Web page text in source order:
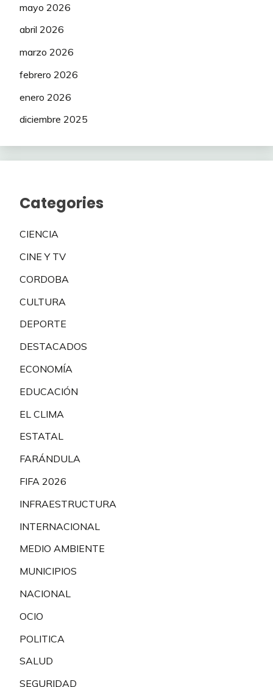
mayo 2026
abril 2026
marzo 2026
febrero 2026
enero 2026
diciembre 2025
Categories
CIENCIA
CINE Y TV
CORDOBA
CULTURA
DEPORTE
DESTACADOS
ECONOMÍA
EDUCACIÓN
EL CLIMA
ESTATAL
FARÁNDULA
FIFA 2026
INFRAESTRUCTURA
INTERNACIONAL
MEDIO AMBIENTE
MUNICIPIOS
NACIONAL
OCIO
POLITICA
SALUD
SEGURIDAD